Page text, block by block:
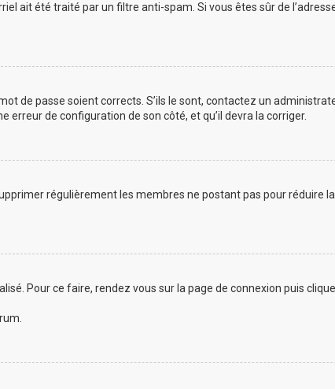
ait été traité par un filtre anti-spam. Si vous êtes sûr de
de passe soient corrects. S’ils le sont, contactez un
erreur de configuration de son côté, et qu’il devra la corriger.
régulièrement les membres ne postant pas pour réduire
Pour ce faire, rendez vous sur la page de connexion puis